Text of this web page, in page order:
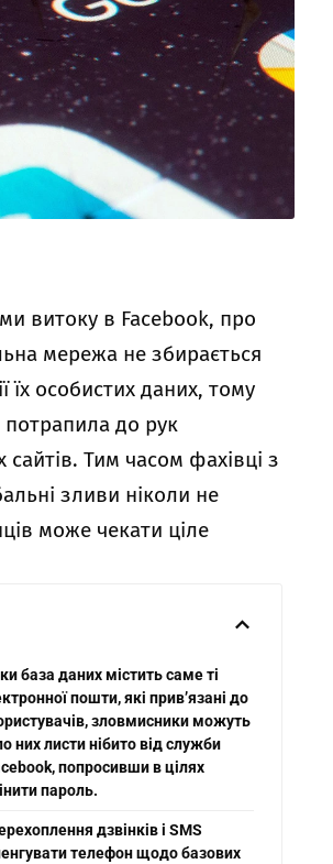
витоку в Facebook, про
мережа не збирається
особистих даних, тому
до рук
Тим часом фахівці з
зливи ніколи не
може чекати ціле
база даних містить саме ті
пошти, які прив’язані до
зловмисники можуть
них листи нібито від служби
попросивши в цілях
пароль.
дзвінків і SMS
телефон щодо базових